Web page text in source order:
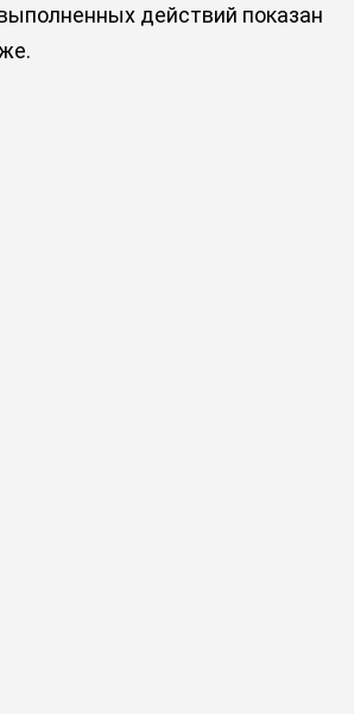
действий показан